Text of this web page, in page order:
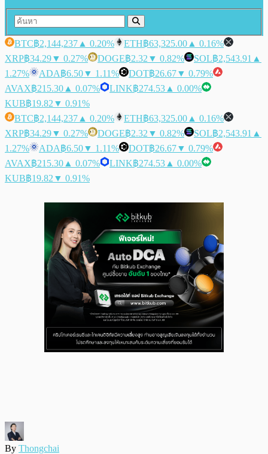
BTC฿2,144,237 ▲ 0.20% ETH฿63,325.00 ▲ 0.16%
XRP฿34.29▼ 0.27% DOGE฿2.32 ▼ 0.82% SOL฿2,543.91 ▲
1.27%
ADA฿6.50▼ 1.11% DOT฿26.67▼ 0.79%
AVAX฿215.30 ▲ 0.07% LINK฿274.53 ▲ 0.00%
KUB฿19.82 ▼ 0.91%
BTC฿2,144,237 ▲ 0.20% ETH฿63,325.00 ▲ 0.16%
XRP฿34.29▼ 0.27% DOGE฿2.32 ▼ 0.82% SOL฿2,543.91 ▲
1.27%
ADA฿6.50▼ 1.11% DOT฿26.67▼ 0.79%
AVAX฿215.30 ▲ 0.07% LINK฿274.53 ▲ 0.00%
KUB฿19.82 ▼ 0.91%
By Thongchai